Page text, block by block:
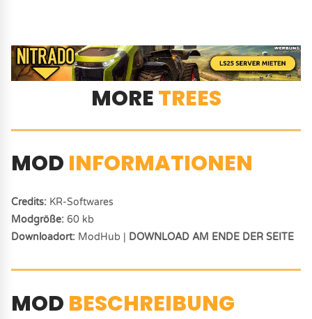
MORETREES
MOD INFORMATIONEN
Credits: KR-Softwares
Modgröße: 60 kb
Downloadort: ModHub | DOWNLOAD AM ENDE DER SEITE
MOD BESCHREIBUNG